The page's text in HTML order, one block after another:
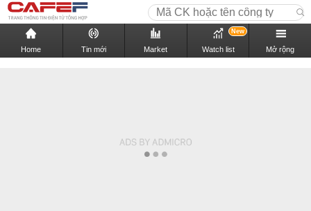
Home Tin mới Market Watch list
New
Mở rộng